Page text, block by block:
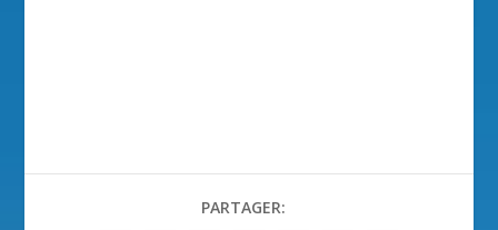
PARTAGER: